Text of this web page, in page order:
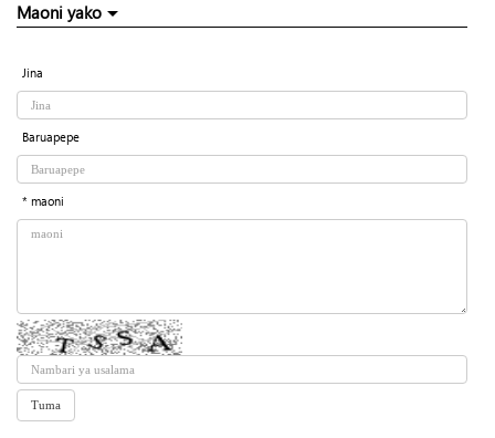
Maoni yako
Jina
Baruapepe
* maoni